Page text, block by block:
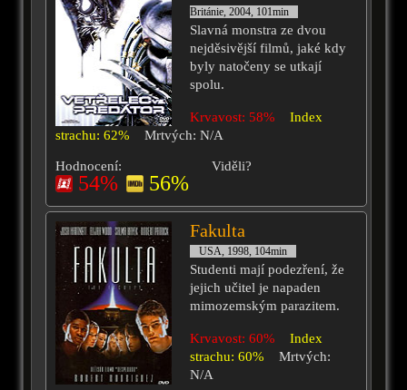
Británie, 2004, 101min
Slavná monstra ze dvou
nejděsivější filmů, jaké kdy
byly natočeny se utkají
spolu.
Krvavost: 58%
Index
strachu: 62%
Mrtvých: N/A
Hodnocení:
54% 56%
Viděli?
Fakulta
USA, 1998, 104min
Studenti mají podezření, že
jejich učitel je napaden
mimozemským parazitem.
Krvavost: 60%
Index
strachu: 60%
Mrtvých:
N/A